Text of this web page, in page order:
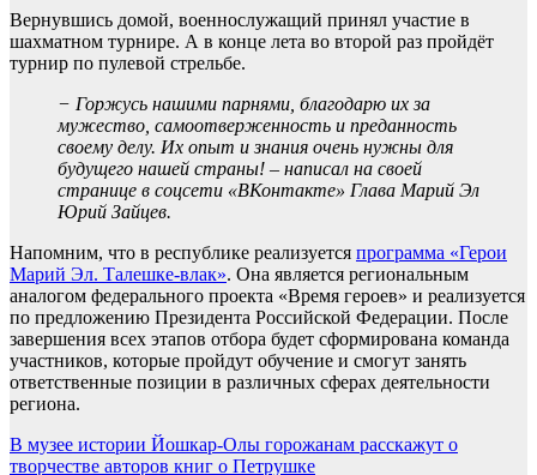
Вернувшись домой, военнослужащий принял участие в
шахматном турнире. А в конце лета во второй раз пройдёт
турнир по пулевой стрельбе.
− Горжусь нашими парнями, благодарю их за
мужество, самоотверженность и преданность
своему делу. Их опыт и знания очень нужны для
будущего нашей страны! – написал на своей
странице в соцсети «ВКонтакте» Глава Марий Эл
Юрий Зайцев.
Напомним, что в республике реализуется программа «Герои
Марий Эл. Талешке-влак». Она является региональным
аналогом федерального проекта «Время героев» и реализуется
по предложению Президента Российской Федерации. После
завершения всех этапов отбора будет сформирована команда
участников, которые пройдут обучение и смогут занять
ответственные позиции в различных сферах деятельности
региона.
Навигация
В музее истории Йошкар-Олы горожанам расскажут о
творчестве авторов книг о Петрушке